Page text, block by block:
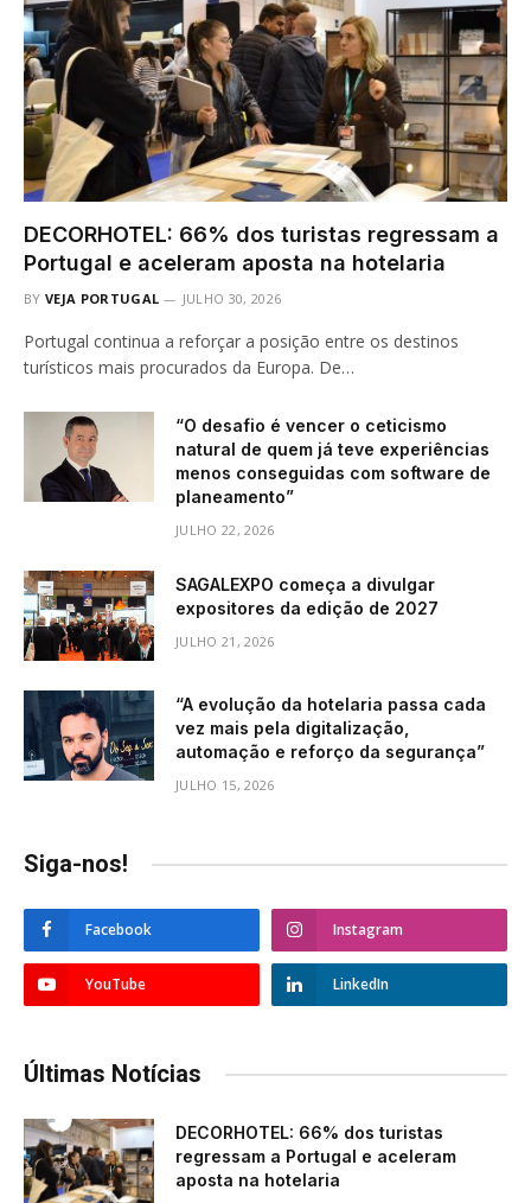
DECORHOTEL: 66% dos turistas regressam a
Portugal e aceleram aposta na hotelaria
BY VEJA PORTUGAL JULHO 30, 2026
Portugal continua a reforçar a posição entre os destinos
turísticos mais procurados da Europa. De…
“O desafio é vencer o ceticismo
natural de quem já teve experiências
menos conseguidas com software de
planeamento”
JULHO 22, 2026
SAGALEXPO começa a divulgar
expositores da edição de 2027
JULHO 21, 2026
“A evolução da hotelaria passa cada
vez mais pela digitalização,
automação e reforço da segurança”
JULHO 15, 2026
Siga-nos!
Facebook Instagram
YouTube LinkedIn
Últimas Notícias
DECORHOTEL: 66% dos turistas
regressam a Portugal e aceleram
aposta na hotelaria